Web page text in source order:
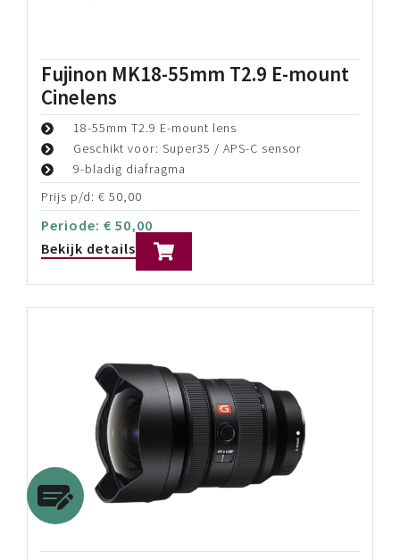
Fujinon MK18-55mm T2.9 E-mount
Cinelens
18-55mm T2.9 E-mount lens
Geschikt voor: Super35 / APS-C sensor
9-bladig diafragma
Prijs p/d: € 50,00
Periode: € 50,00
Bekijk details